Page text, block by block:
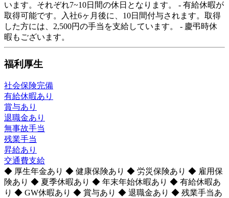
います。それぞれ7~10日間の休日となります。 - 有給休暇が
取得可能です。入社6ヶ月後に、10日間付与されます。取得
した方には、2,500円の手当を支給しています。 - 慶弔時休
暇もございます。
福利厚生
社会保険完備
有給休暇あり
賞与あり
退職金あり
無事故手当
残業手当
昇給あり
交通費支給
◆ 厚生年金あり ◆ 健康保険あり ◆ 労災保険あり ◆ 雇用保
険あり ◆ 夏季休暇あり ◆ 年末年始休暇あり ◆ 有給休暇あ
り ◆ GW休暇あり ◆ 賞与あり ◆ 退職金あり ◆ 残業手当あ